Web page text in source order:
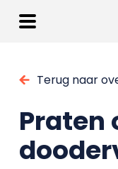
Terug naar
Praten